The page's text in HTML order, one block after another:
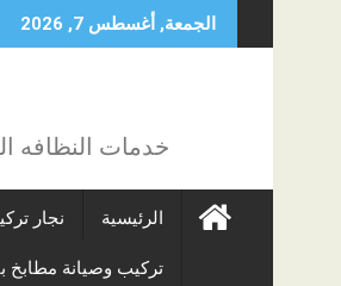
to
الجمعة, أغسطس 7, 2026
خدمات النظافه
الرئيسية نجار
تركيب وصيانة مطابخ